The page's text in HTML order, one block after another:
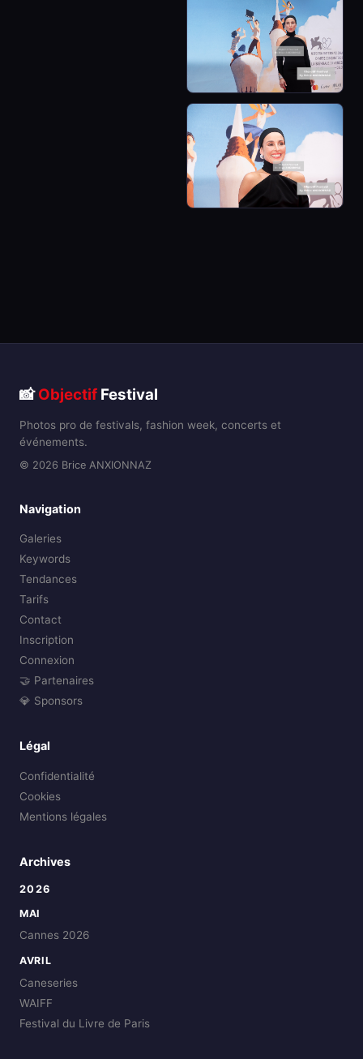
📸Objectif Festival
Photos pro de festivals, fashion week, concerts et
événements.
© 2026 Brice ANXIONNAZ
Navigation
Galeries
Keywords
Tendances
Tarifs
Contact
Inscription
Connexion
🤝 Partenaires
💎 Sponsors
Légal
Confidentialité
Cookies
Mentions légales
Archives
2026
MAI
Cannes 2026
AVRIL
Caneseries
WAIFF
Festival du Livre de Paris